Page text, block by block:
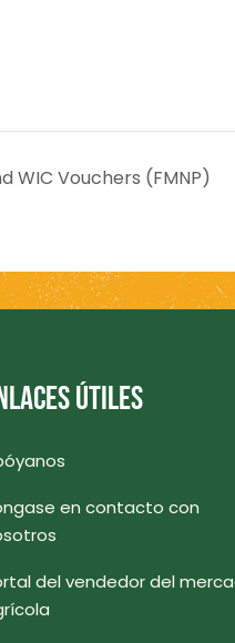
WIC Vouchers (FMNP)
ÚTILES
en contacto con
del vendedor del